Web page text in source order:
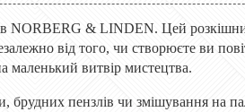
NORBERG & LINDEN. Цей
від того, чи створюєте ви
маленький витвір мистецтва.
брудних пензлів чи змішування на